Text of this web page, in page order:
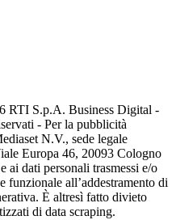
RTI S.p.A. Business Digital -
- Per la pubblicità
N.V., sede legale
Europa 46, 20093 Cologno
ai dati personali trasmessi e/o
all’addestramento di
È altresì fatto divieto
di data scraping.